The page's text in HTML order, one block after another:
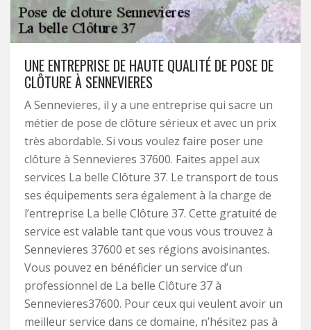
UNE ENTREPRISE DE HAUTE QUALITÉ DE POSE DE
CLÔTURE À SENNEVIERES
A Sennevieres, il y a une entreprise qui sacre un
métier de pose de clôture sérieux et avec un prix
très abordable. Si vous voulez faire poser une
clôture à Sennevieres 37600. Faites appel aux
services La belle Clôture 37. Le transport de tous
ses équipements sera également à la charge de
l’entreprise La belle Clôture 37. Cette gratuité de
service est valable tant que vous vous trouvez à
Sennevieres 37600 et ses régions avoisinantes.
Vous pouvez en bénéficier un service d’un
professionnel de La belle Clôture 37 à
Sennevieres37600. Pour ceux qui veulent avoir un
meilleur service dans ce domaine, n’hésitez pas à